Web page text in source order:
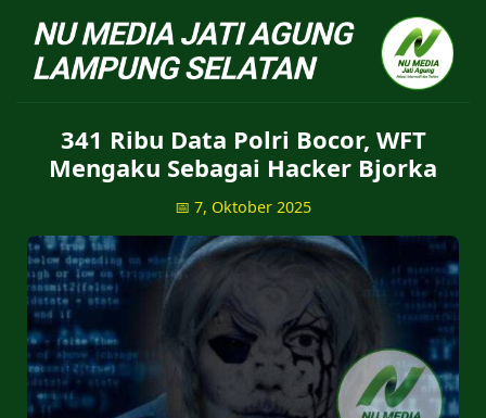
NU Jatiagung - Situs
341 Ribu Data Polri Bocor, WFT
Mengaku Sebagai Hacker Bjorka
📅 7, Oktober 2025